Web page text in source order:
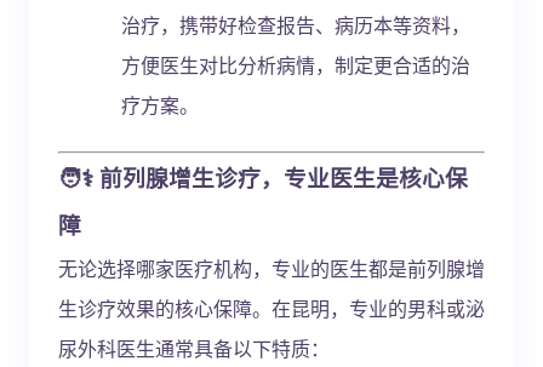
治疗，携带好检查报告、病历本等资料，
方便医生对比分析病情，制定更合适的治
疗方案。
🧑⚕️ 前列腺增生诊疗，专业医生是核心保
障
无论选择哪家医疗机构，专业的医生都是前列腺增
生诊疗效果的核心保障。在昆明，专业的男科或泌
尿外科医生通常具备以下特质：